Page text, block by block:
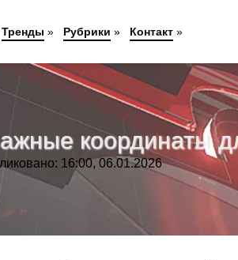
координаты
16:00, 06.01.2026
Тренды » Рубрики » Контакт»